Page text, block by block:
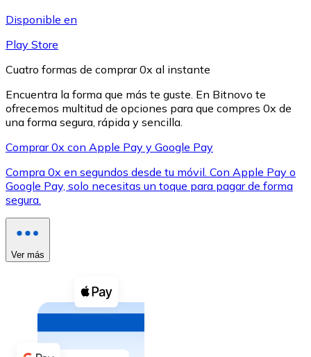
Ver todo
Compra criptomonedas con efectivo en tu tienda más
Comprar con efectivo
Transferencia SEPA
Añade fondos a tu cuenta Bitnovo o realiza compras
Disponible en
Play Store
Cuatro formas de comprar 0x al instante
Encuentra la forma que más te guste. En Bitnovo te
ofrecemos multitud de opciones para que compres 0x de
una forma segura, rápida y sencilla.
Comprar 0x con Apple Pay y Google Pay
Compra 0x en segundos desde tu móvil. Con Apple Pay o
Google Pay, solo necesitas un toque para pagar de forma
segura.
Ver más